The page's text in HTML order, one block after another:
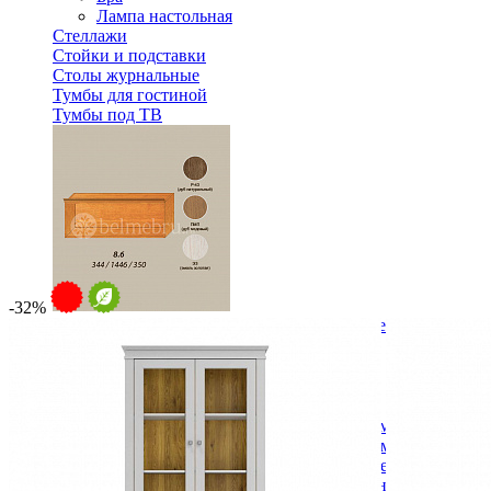
Лампа настольная
Стеллажи
Стойки и подставки
Столы журнальные
Тумбы для гостиной
Тумбы под ТВ
Модульная гостиная Вилия-М Секция антресольная №8.6
Деревянные кровати с подъемным механизмом
Кровати односпальные с подъемным механизмом
Кровати двуспальные с подъемным механизмом
Кровати полутороспальные с подъемным
-32%